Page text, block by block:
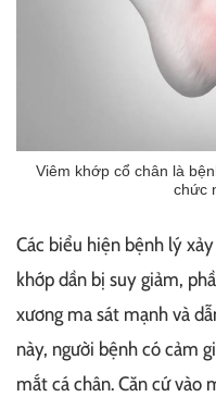
Viêm khớp cổ chân là
chức
Các biểu hiện bệnh lý
khớp dần bị suy giảm,
xương ma sát mạnh và
này, người bệnh có cảm
mắt cá chân. Căn cứ